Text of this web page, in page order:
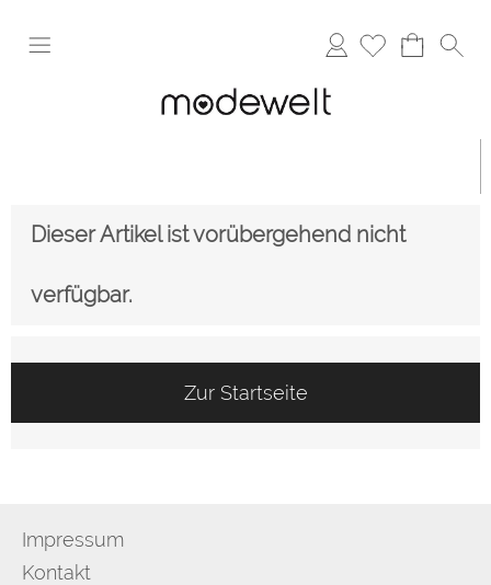
Anmelden
Dieser Artikel ist vorübergehend nicht
verfügbar.
Zur Startseite
Impressum
Kontakt